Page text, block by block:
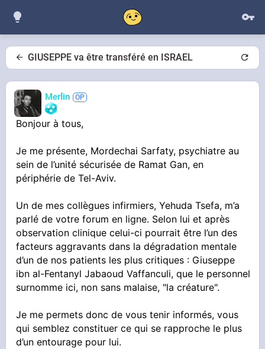
GIUSEPPE va être transféré en ISRAEL
Merlin
Bonjour à tous,
Je me présente, Mordechai Sarfaty, psychiatre au
sein de l’unité sécurisée de Ramat Gan, en
périphérie de Tel-Aviv.
Un de mes collègues infirmiers, Yehuda Tsefa, m’a
parlé de votre forum en ligne. Selon lui et après
observation clinique celui-ci pourrait être l’un des
facteurs aggravants dans la dégradation mentale
d’un de nos patients les plus critiques : Giuseppe
ibn al-Fentanyl Jabaoud Vaffanculi, que le personnel
surnomme ici, non sans malaise, "la créature".
Je me permets donc de vous tenir informés, vous
qui semblez constituer ce qui se rapproche le plus
d’un entourage pour lui.